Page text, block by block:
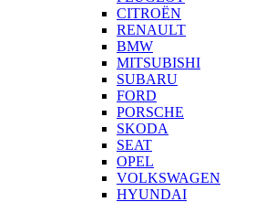
CITROËN
RENAULT
BMW
MITSUBISHI
SUBARU
FORD
PORSCHE
SKODA
SEAT
OPEL
VOLKSWAGEN
HYUNDAI